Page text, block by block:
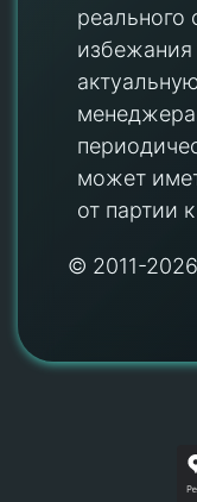
реального
избежания
может
от партии
© 2011-